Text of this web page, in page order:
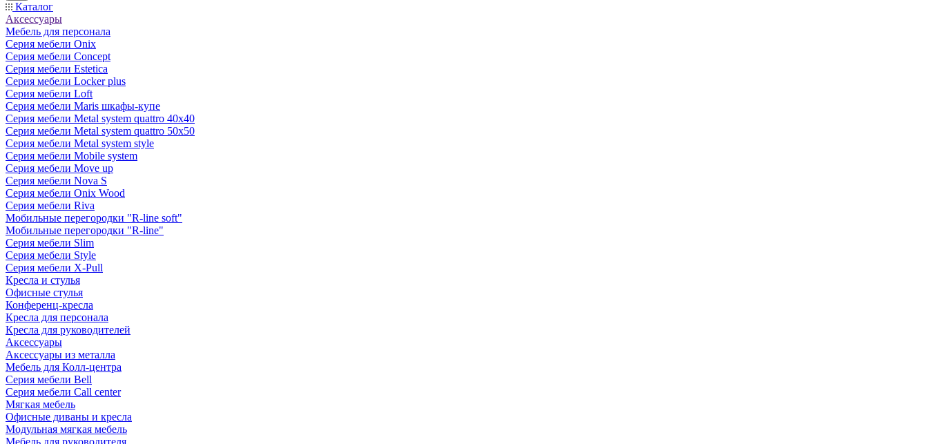
Каталог
Аксессуары
Мебель для персонала
Серия мебели Onix
Серия мебели Concept
Серия мебели Estetica
Серия мебели Locker plus
Серия мебели Loft
Серия мебели Maris шкафы-купе
Серия мебели Metal system quattro 40x40
Серия мебели Metal system quattro 50x50
Серия мебели Metal system style
Серия мебели Mobile system
Серия мебели Move up
Серия мебели Nova S
Серия мебели Onix Wood
Серия мебели Riva
Мобильные перегородки "R-line soft"
Мобильные перегородки "R-line"
Серия мебели Slim
Серия мебели Style
Серия мебели X-Pull
Кресла и стулья
Офисные стулья
Конференц-кресла
Кресла для персонала
Кресла для руководителей
Аксессуары
Аксессуары из металла
Мебель для Колл-центра
Серия мебели Bell
Серия мебели Call center
Мягкая мебель
Офисные диваны и кресла
Модульная мягкая мебель
Мебель для руководителя